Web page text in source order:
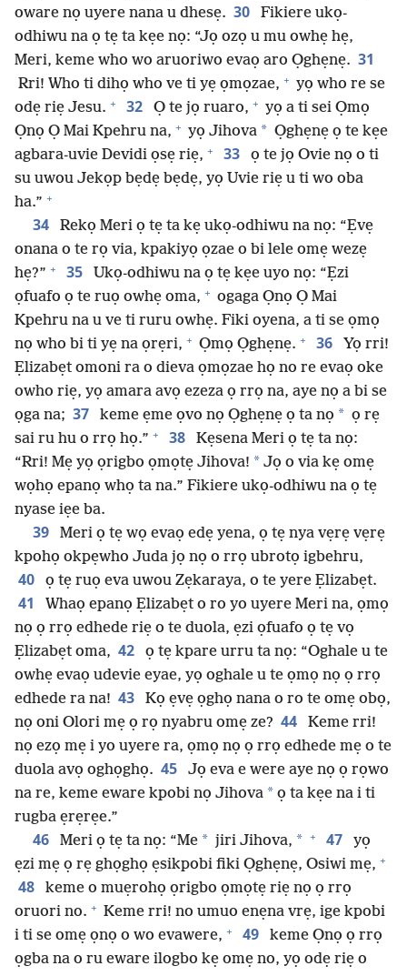
oware nọ uyere nana u dhesẹ. 30
Fikiere ukọ-
odhiwu na ọ tẹ ta kẹe nọ: “Jọ ozọ u mu owhẹ hẹ,
Meri, keme who wo aruoriwo evaọ aro Ọghẹnẹ. 31
Rri! Who ti dihọ who ve ti yẹ ọmọzae, + yọ who re se
odẹ riẹ Jesu. + 32 Ọ te jọ ruaro, + yọ a ti sei Ọmọ
Ọnọ Ọ Mai Kpehru na, + yọ Jihova * Ọghẹnẹ ọ te kẹe
agbara-uvie Devidi ọsẹ riẹ, + 33
ọ te jọ Ovie nọ o ti
su uwou Jekọp bẹdẹ bẹdẹ, yọ Uvie riẹ u ti wo oba
ha.” +
34
Rekọ Meri ọ tẹ ta kẹ ukọ-odhiwu na nọ: “Ẹvẹ
onana o te rọ via, kpakiyọ ọzae o bi lele omẹ wezẹ
hẹ?” + 35
Ukọ-odhiwu na ọ tẹ kẹe uyo nọ: “Ẹzi
ọfuafo ọ te ruọ owhẹ oma, + ogaga Ọnọ Ọ Mai
Kpehru na u ve ti ruru owhẹ. Fiki oyena, a ti se ọmọ
nọ who bi ti yẹ na ọrẹri, + Ọmọ Ọghẹnẹ. + 36
Yọ rri!
Ẹlizabẹt omoni ra o dieva ọmọzae họ no re evaọ oke
owho riẹ, yọ amara avọ ezeza ọ rrọ na, aye nọ a bi se
ọga na; 37 keme ẹme ọvo nọ Ọghẹnẹ ọ ta nọ * ọ rẹ
sai ru hu o rrọ họ.” + 38
Kẹsena Meri ọ tẹ ta nọ:
“Rri! Mẹ yọ ọrigbo ọmọtẹ Jihova! * Jọ o via kẹ omẹ
wọhọ epanọ whọ ta na.” Fikiere ukọ-odhiwu na ọ tẹ
nyase iẹe ba.
39
Meri ọ tẹ wọ evaọ edẹ yena, ọ tẹ nya vẹrẹ vẹrẹ
kpohọ okpẹwho Juda jọ nọ o rrọ ubrotọ igbehru,
40 ọ tẹ ruọ eva uwou Zẹkaraya, o te yere Ẹlizabẹt.
41
Whaọ epanọ Ẹlizabẹt o ro yo uyere Meri na, ọmọ
nọ ọ rrọ edhede riẹ o te duola, ẹzi ọfuafo ọ tẹ vọ
Ẹlizabẹt oma, 42
ọ tẹ kpare urru ta nọ: “Oghale u te
owhẹ evaọ udevie eyae, yọ oghale u te ọmọ nọ ọ rrọ
edhede ra na! 43
Kọ ẹvẹ ọghọ nana o ro te omẹ obọ,
nọ oni Olori mẹ ọ rọ nyabru omẹ ze? 44
Keme rri!
nọ ezọ mẹ i yo uyere ra, ọmọ nọ ọ rrọ edhede mẹ o te
duola avọ oghọghọ. 45
Jọ eva e were aye nọ ọ rọwo
na re, keme eware kpobi nọ Jihova * ọ ta kẹe na i ti
rugba ẹrẹrẹe.”
46 Meri ọ tẹ ta nọ: “Me * jiri Jihova, * + 47
yọ
ẹzi mẹ ọ rẹ ghọghọ ẹsikpobi fiki Ọghẹnẹ, Osiwi mẹ, +
48
keme o muẹrohọ ọrigbo ọmọtẹ riẹ nọ ọ rrọ
oruori no. + Keme rri! no umuo enẹna vrẹ, ige kpobi
i ti se omẹ ọnọ o wo evawere, + 49
keme Ọnọ ọ rrọ
ọgba na o ru eware ilogbo kẹ omẹ no, yọ odẹ riẹ o